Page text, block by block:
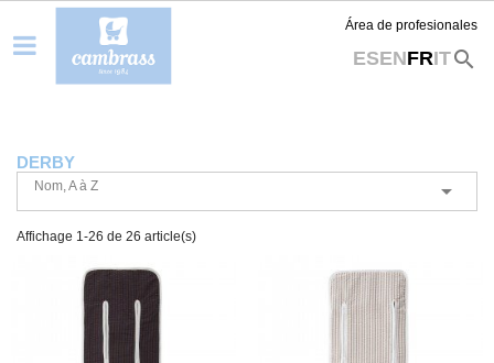
Área de profesionales
ESENFRITsearch
DERBY
Nom, A à Z 
Affichage 1-26 de 26 article(s)